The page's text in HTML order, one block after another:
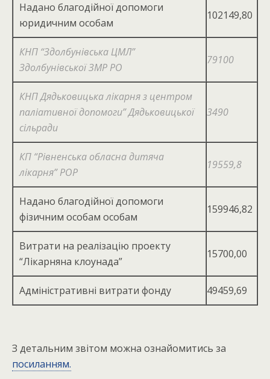
Надано благодійної допомоги
юридичним особам
102149,80
КНП “Здолбунівська ЦМЛ”
Здолбунівської ЗМР РО
79100
КНП Дядьковицька лікарня з центром
паліативної допомоги” Дядьковицької
сільради
3490
КП “Рівненська обласна дитяча
лікарня” РОР
19559,8
Надано благодійної допомоги
фізичним особам особам
159946,82
Витрати на реалізацію проекту
“Лікарняна клоунада”
15700,00
Адміністративні витрати фонду 49459,69
З детальним звітом можна ознайомитись за
посиланням.